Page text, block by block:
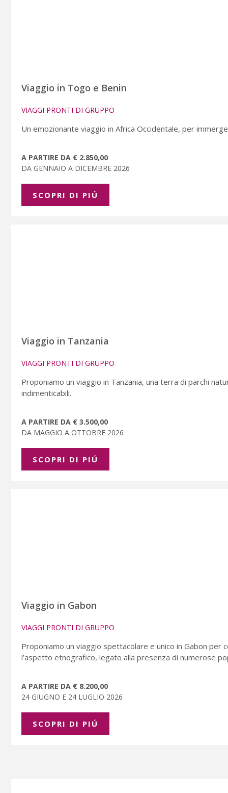
Viaggio in Togo e Benin
VIAGGI PRONTI DI GRUPPO
Un emozionante viaggio in Africa Occidentale, per
A PARTIRE DA € 2.850,00
DA GENNAIO A DICEMBRE 2026
SCOPRI DI PIÚ
Viaggio in Tanzania
VIAGGI PRONTI DI GRUPPO
Proponiamo un viaggio in Tanzania, una terra di parchi
indimenticabili.
A PARTIRE DA € 3.500,00
DA MAGGIO A OTTOBRE 2026
SCOPRI DI PIÚ
Viaggio in Gabon
VIAGGI PRONTI DI GRUPPO
Proponiamo un viaggio spettacolare e unico in Gabon per
l’aspetto etnografico, legato alla presenza di numerose
A PARTIRE DA € 8.200,00
24 GIUGNO E 24 LUGLIO 2026
SCOPRI DI PIÚ